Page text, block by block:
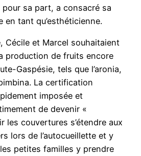
pour sa part, a consacré sa
en tant qu’esthéticienne.
Cécile et Marcel souhaitaient
production de fruits encore
Gaspésie, tels que l’aronia,
La certification
imposée et
de devenir «
les couvertures s’étendre aux
lors de l’autocueillette et y
petites familles y prendre